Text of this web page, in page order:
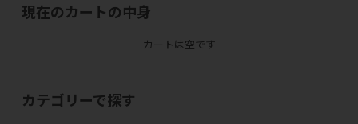
現在のカートの中身
カートは空です
カテゴリーで探す